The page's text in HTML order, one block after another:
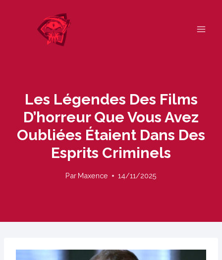
Les Légendes Des Films
D’horreur Que Vous Avez
Oubliées Étaient Dans Des
Esprits Criminels
Par Maxence 14/11/2025